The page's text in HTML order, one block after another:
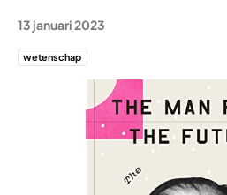
13 januari 2023
wetenschap